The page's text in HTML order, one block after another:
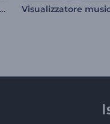
Visualizzatore promozionale per album musicali